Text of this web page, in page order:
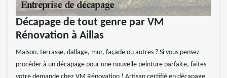
Décapage de tout genre par VM
Rénovation à Aillas
Maison, terrasse, dallage, mur, façade ou autres ? Si vous pensez
procéder à un décapage pour une nouvelle peinture parfaite, faites